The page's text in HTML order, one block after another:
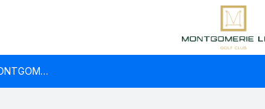
PROSHOP MONTGOMERIE LINKS